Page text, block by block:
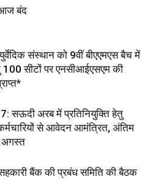
आज बंद
संस्थान को 9वीं बीएएमएस बैच में
100 सीटों पर एनसीआईएसएम की
सऊदी अरब में प्रतिनियुक्ति हेतु
से आवेदन आमंत्रित, अंतिम
अगस्त
सहकारी बैंक की प्रबंध समिति की बैठक